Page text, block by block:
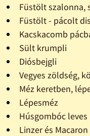
Füstölt szalonna,
Füstölt - pácolt
Kacskacomb
Sült krumpli
Diósbejgli
Vegyes zöldség,
Méz keretben,
Lépesméz
Húsgombóc leves
Linzer és Macaron